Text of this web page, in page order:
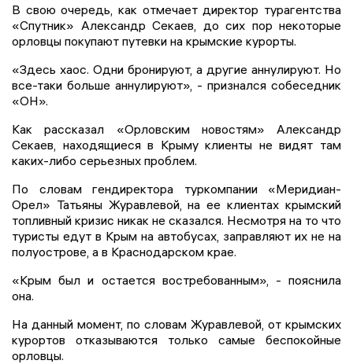
В свою очередь, как отмечает директор турагентства
«Спутник» Александр Секаев, до сих пор некоторые
орловцы покупают путевки на крымские курорты.
«Здесь хаос. Одни бронируют, а другие аннулируют. Но
все-таки больше аннулируют», - признался собеседник
«ОН».
Как рассказал «Орловским новостям» Александр
Секаев, находящиеся в Крыму клиенты не видят там
каких-либо серьезных проблем.
По словам гендиректора туркомпании «Меридиан-
Орел» Татьяны Журавлевой, на ее клиентах крымский
топливный кризис никак не сказался. Несмотря на то что
туристы едут в Крым на автобусах, заправляют их не на
полуострове, а в Краснодарском крае.
«Крым был и остается востребованным», - пояснила
она.
На данный момент, по словам Журавлевой, от крымских
курортов отказываются только самые беспокойные
орловцы.